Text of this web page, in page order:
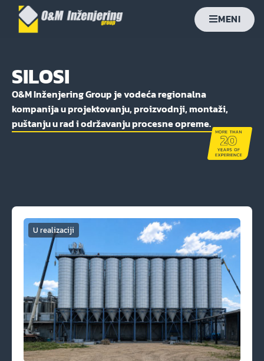
MENI
SILOSI
O&M Inženjering Group je vodeća regionalna
kompanija u projektovanju, proizvodnji, montaži,
puštanju u rad i održavanju procesne opreme.
U realizaciji